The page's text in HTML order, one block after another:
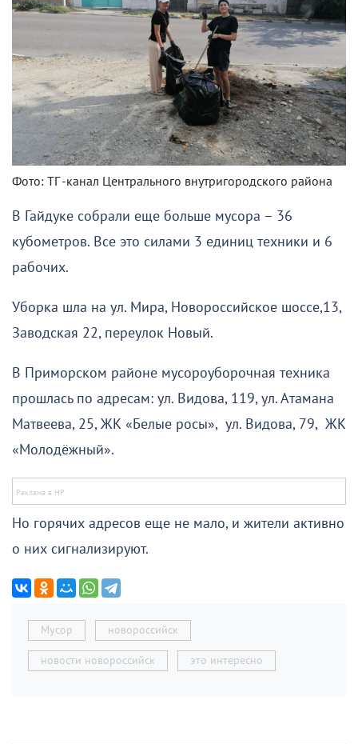
Фото: ТГ -канал Центрального внутригородского района
В Гайдуке собрали еще больше мусора – 36
кубометров. Все это силами 3 единиц техники и 6
рабочих.
Уборка шла на ул. Мира, Новороссийское шоссе,13,
Заводская 22, переулок Новый.
В Приморском районе мусороуборочная техника
прошлась по адресам: ул. Видова, 119, ул. Атамана
Матвеева, 25, ЖК «Белые росы», ул. Видова, 79, ЖК
«Молодёжный».
Но горячих адресов еще не мало, и жители активно
о них сигнализируют.
Мусор новороссийск
новости новороссийск это интересно